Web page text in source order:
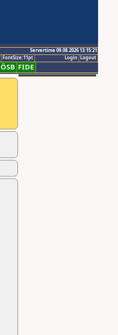
Servertime 09.08.2026 13:15:21
Logout
Login
FontSize:11pt
ÖSB FIDE